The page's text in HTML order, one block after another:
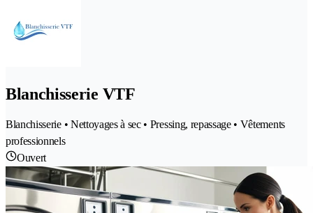
Blanchisserie VTF
Blanchisserie • Nettoyages à sec • Pressing, repassage • Vêtements
professionnels
Ouvert